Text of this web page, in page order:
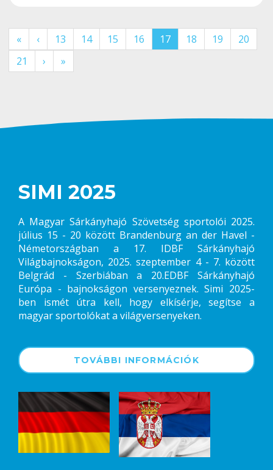
« ‹ 13 14 15 16 17 18 19
20
21
› »
SIMI 2025
A Magyar Sárkányhajó Szövetség sportolói 2025.
július 15 - 20 között Brandenburg an der Havel -
Németországban a 17. IDBF Sárkányhajó
Világbajnokságon, 2025. szeptember 4 - 7. között
Belgrád - Szerbiában a 20.EDBF Sárkányhajó
Európa - bajnokságon versenyeznek. Simi 2025-
ben ismét útra kell, hogy elkísérje, segítse a
magyar sportolókat a világversenyeken.
TOVÁBBI INFORMÁCIÓK